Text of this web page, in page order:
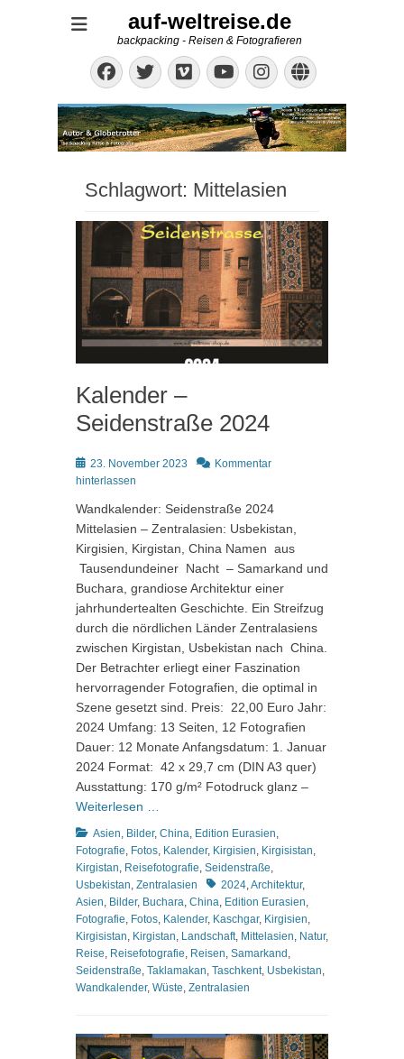
auf-weltreise.de
backpacking - Reisen & Fotografieren
Facebook
Twitter
Vimeo
YouTube
Instagram
Website
Schlagwort: Mittelasien
Kalender –
Seidenstraße 2024
Posted
on
23. November 2023
Kommentar
hinterlassen
Wandkalender: Seidenstraße 2024
Mittelasien – Zentralasien: Usbekistan,
Kirgisien, Kirgistan, China Namen aus
Tausendundeiner Nacht – Samarkand und
Buchara, grandiose Architektur einer
jahrhundertealten Geschichte. Ein Streifzug
durch die nördlichen Länder Zentralasiens
zwischen Kirgistan, Usbekistan nach China.
Der Betrachter erliegt einer Faszination
hervorragender Fotografien, die optimal in
Szene gesetzt sind. Preis: 22,00 Euro Jahr:
2024 Umfang: 13 Seiten, 12 Fotografien
Dauer: 12 Monate Anfangsdatum: 1. Januar
2024 Format: 42 x 29,7 cm (DIN A3 quer)
Ausstattung: 170 g/m² Fotodruck glanz –
Weiterlesen …
Kategorien
Asien, Bilder, China, Edition Eurasien,
Fotografie, Fotos, Kalender, Kirgisien, Kirgisistan,
Kirgistan, Reisefotografie, Seidenstraße,
Usbekistan, Zentralasien Schlagworte
2024,Architektur,
Asien, Bilder, Buchara, China, Edition Eurasien,
Fotografie, Fotos, Kalender, Kaschgar, Kirgisien,
Kirgisistan, Kirgistan, Landschaft, Mittelasien, Natur,
Reise, Reisefotografie, Reisen, Samarkand,
Seidenstraße, Taklamakan, Taschkent, Usbekistan,
Wandkalender, Wüste, Zentralasien